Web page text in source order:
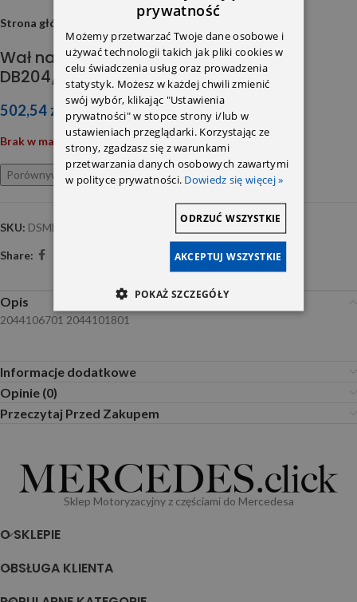
Strona główna
Wał napędowy przedni napęd
DB204/212/217/218/221
502,54 zł
Brak w magazynie
Porównywarka Ulubione
SKU: DSME221-F02
Share:
Opis
2044106701 2044101801
Informacje dodatkowe
Opinie (0)
Przeczytaj Przed Zakupem
Sklep Motoryzacyjny z częściami do Mercedesa
O SKLEPIE
OBSŁUGA KLIENTA
prywatność
Możemy przetwarzać Twoje dane osobowe i
używać technologii takich jak pliki cookies w
celu świadczenia usług oraz prowadzenia
statystyk. Możesz w każdej chwili zmienić
swój wybór, klikając "Ustawienia
prywatności" w stopce strony i/lub w
ustawieniach przeglądarki. Korzystając ze
strony, zgadzasz się z warunkami
przetwarzania danych osobowych zawartymi
w polityce prywatności. Dowiedz się więcej »
AKCEPTUJ WSZYSTKIE
ODRZUĆ WSZYSTKIE
POKAŻ SZCZEGÓŁY